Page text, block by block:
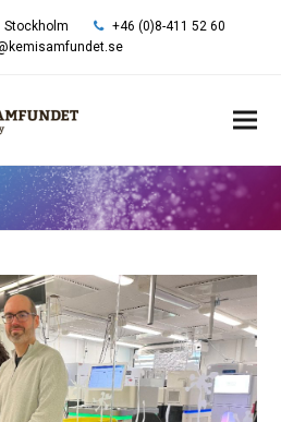
Stockholm
+46 (0)8-411 52 60